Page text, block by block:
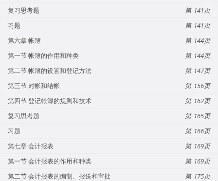
复习思考题
141
习题
141
第六章 帐簿
144
第一节 帐簿的作用和种类
144
第二节 帐簿的设置和登记方法
147
第三节 对帐和结帐
156
第四节 登记帐簿的规则和技术
162
复习思考题
165
习题
166
第七章 会计报表
169
第一节 会计报表的作用和种类
169
第二节 会计报表的编制、报送和审批
175